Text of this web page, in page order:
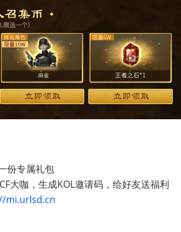
份专属礼包
大咖，生成KOL邀请码，给好友送福利
mi.urlsd.cn